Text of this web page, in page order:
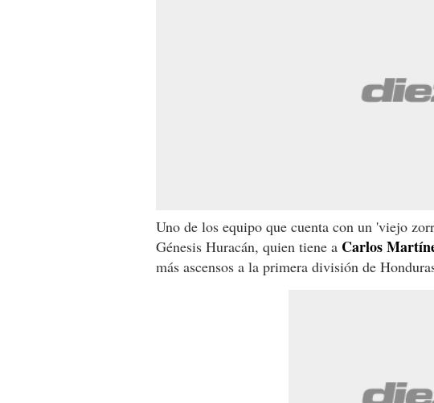
Uno de los equipo que cuenta con un 'viejo
Génesis Huracán, quien tiene a Carlos
más ascensos a la primera división de